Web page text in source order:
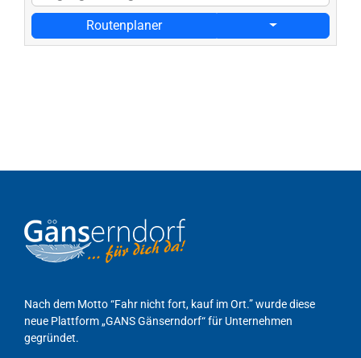
Routenplaner
Nach dem Motto “Fahr nicht fort, kauf im Ort.” wurde diese
neue Plattform „GANS Gänserndorf“ für Unternehmen
gegründet.